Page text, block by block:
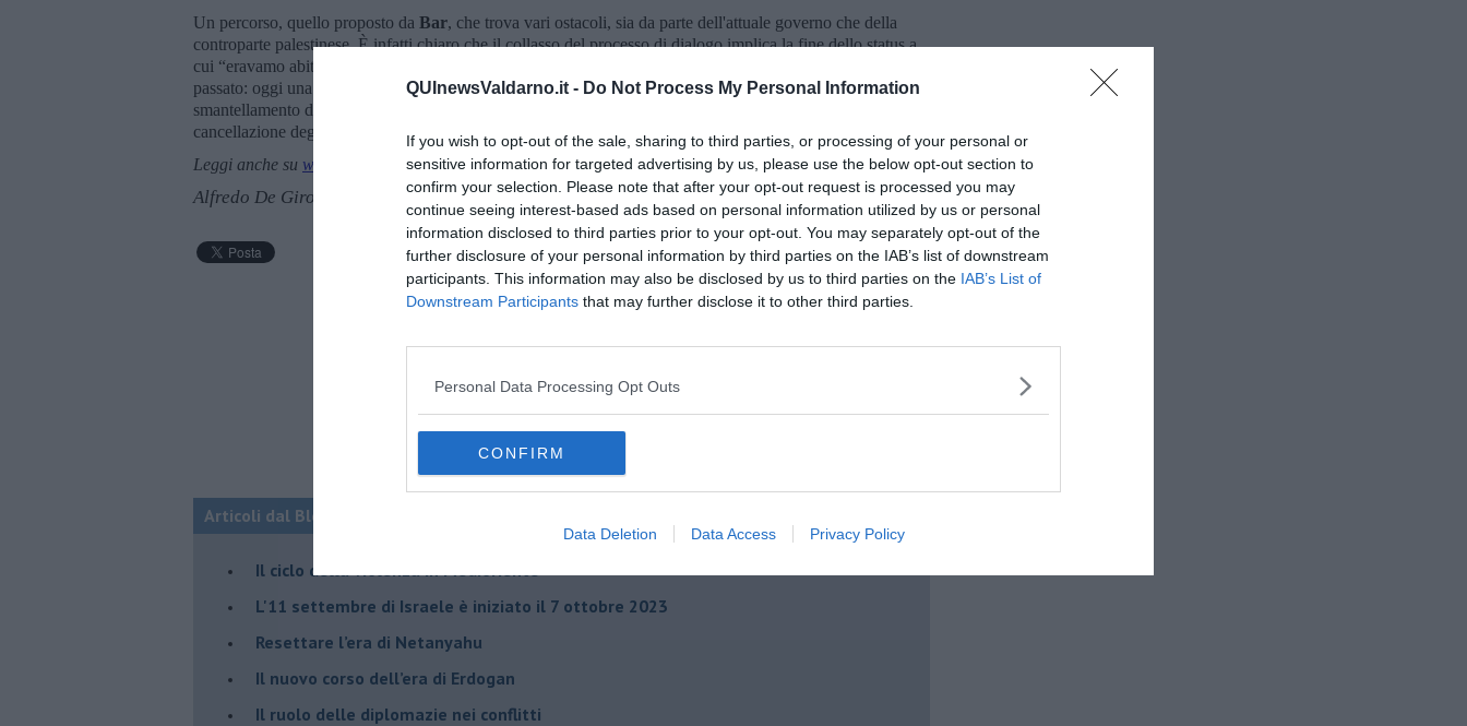
QUInewsValdarno.it - Do Not Process My Personal Information
If you wish to opt-out of the sale, sharing to third parties, or processing of your personal or
sensitive information for targeted advertising by us, please use the below opt-out section to
confirm your selection. Please note that after your opt-out request is processed you may
continue seeing interest-based ads based on personal information utilized by us or personal
information disclosed to third parties prior to your opt-out. You may separately opt-out of the
further disclosure of your personal information by third parties on the IAB’s list of downstream
participants. This information may also be disclosed by us to third parties on the IAB’s List of
Downstream Participants that may further disclose it to other third parties.
Personal Data Processing Opt Outs
CONFIRM
Data Deletion Data Access Privacy Policy
Un percorso, quello proposto da Bar, che trova vari ostacoli, sia da parte dell'attuale governo che della
controparte palestinese. È infatti chiaro che il collasso del processo di dialogo implica la fine dello status a
cui “eravamo abituati”. La direzione è oscura, porterà quasi sicuramente ad un punto di rottura con il
passato: oggi una nuova rivolta popolare palestinese, domani forse le dimissioni diAbu Mazeno lo
smantellamento dell'Autorità Nazionale palestinese per giungere, un giorno non troppo lontano, alla
cancellazione degli accordi di Oslo.
Leggi anche su www.ilmedioriente.it
Alfredo De Girolamo e Enrico Catassi
Articoli dal Blog “Fauda e balagan” di Alfredo De Girolamo e Enrico Catassi
Il ciclo della violenza in Medioriente
L'11 settembre di Israele è iniziato il 7 ottobre 2023
Resettare l’era di Netanyahu
​Il nuovo corso dell’era di Erdogan
Il ruolo delle diplomazie nei conflitti